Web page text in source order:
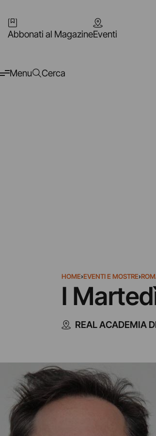
Abbonati al MagazineEventi
Menu Cerca
HOME›EVENTI E MOSTRE›
I
REAL ACADEMIA